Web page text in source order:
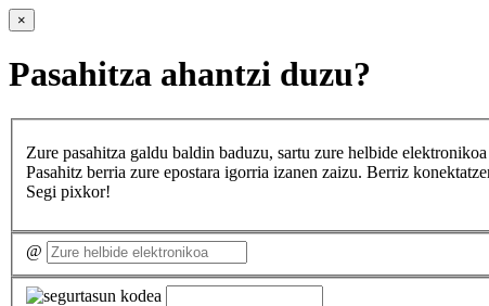
×
Pasahitza ahantzi duzu?
Zure pasahitza galdu baldin baduzu, sartu zure helbide
Pasahitz berria zure epostara igorria izanen zaizu. Berriz
Segi pixkor!
@